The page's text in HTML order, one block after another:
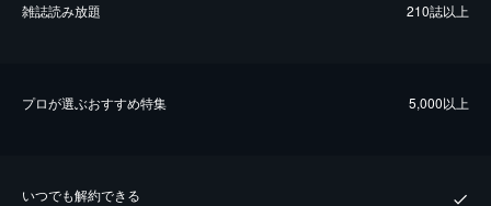
雑誌読み放題 210誌以上
プロが選ぶおすすめ特集 5,000以上
いつでも解約できる